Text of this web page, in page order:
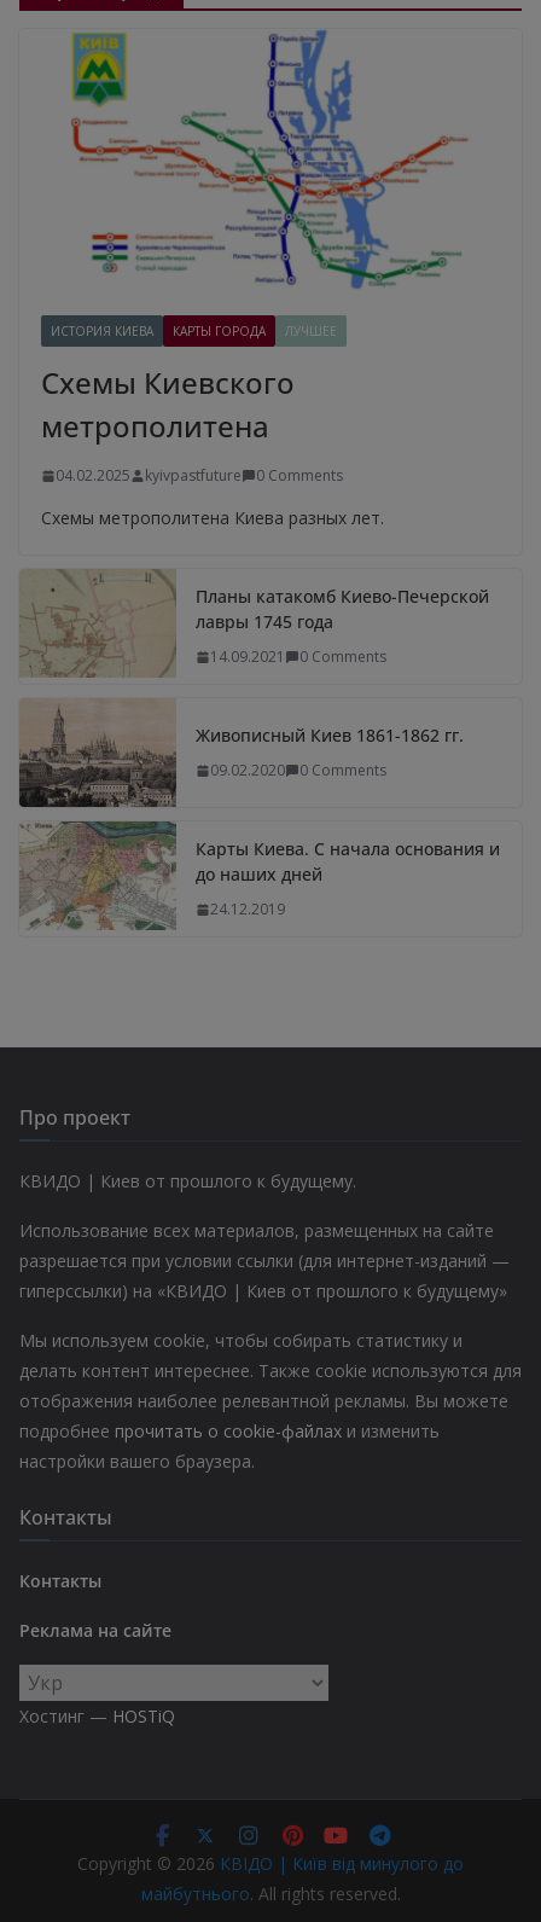
ИСТОРИЯ КИЕВА КАРТЫ ГОРОДА ЛУЧШЕЕ
Схемы Киевского
метрополитена
04.02.2025 kyivpastfuture 0 Comments
Схемы метрополитена Киева разных лет.
Планы катакомб Киево-Печерской
лавры 1745 года
14.09.2021 0 Comments
Живописный Киев 1861-1862 гг.
09.02.2020 0 Comments
Карты Киева. С начала основания и
до наших дней
24.12.2019
Про проект
КВИДО | Киев от прошлого к будущему.
Использование всех материалов, размещенных на сайте
разрешается при условии ссылки (для интернет-изданий —
гиперссылки) на «КВИДО | Киев от прошлого к будущему»
Мы используем cookie, чтобы собирать статистику и
делать контент интереснее. Также cookie используются для
отображения наиболее релевантной рекламы. Вы можете
подробнее прочитать о cookie-файлах и изменить
настройки вашего браузера.
Контакты
Контакты
Реклама на сайте
Выбрать
язык
Хостинг — HOSTiQ
Copyright © 2026 КВІДО | Київ від минулого до
майбутнього. All rights reserved.